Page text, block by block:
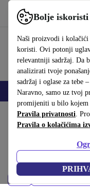
Bolje
Naši proizvodi i kolačići
koristi. Ovi potonji
relevantniji sadržaj. Da
analizirati tvoje
sadržaj i oglase za tebe
Naravno, samo uz tvoj
promijeniti u bilo kojem
Pravila privatnosti.
Pravila o kolačićima
Koristi refurbed brzo i
Mobiteli Prijenosna
Početna stranica Proizvodi
Kupi refurbished
za povrat. Uštedi novac i